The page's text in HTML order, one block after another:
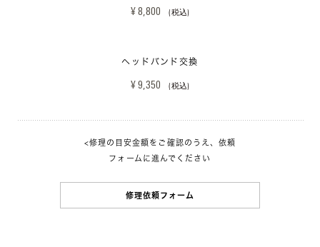
¥ 8,800 (税込)
ヘッドバンド交換
¥ 9,350 (税込)
<修理の目安金額をご確認のうえ、依頼
フォームに進んでください
修理依頼フォーム